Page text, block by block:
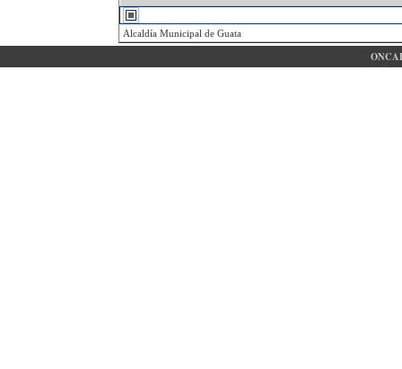
Alcaldía Municipal de Guata